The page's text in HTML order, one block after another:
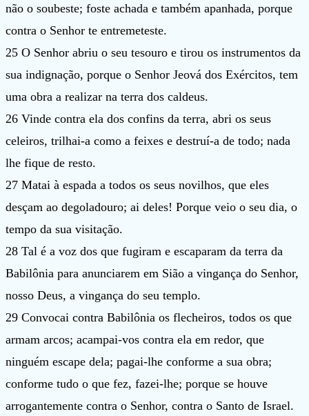
não o soubeste; foste achada e também apanhada, porque
contra o Senhor te entremeteste.
25 O Senhor abriu o seu tesouro e tirou os instrumentos da
sua indignação, porque o Senhor Jeová dos Exércitos, tem
uma obra a realizar na terra dos caldeus.
26 Vinde contra ela dos confins da terra, abri os seus
celeiros, trilhai-a como a feixes e destruí-a de todo; nada
lhe fique de resto.
27 Matai à espada a todos os seus novilhos, que eles
desçam ao degoladouro; ai deles! Porque veio o seu dia, o
tempo da sua visitação.
28 Tal é a voz dos que fugiram e escaparam da terra da
Babilônia para anunciarem em Sião a vingança do Senhor,
nosso Deus, a vingança do seu templo.
29 Convocai contra Babilônia os flecheiros, todos os que
armam arcos; acampai-vos contra ela em redor, que
ninguém escape dela; pagai-lhe conforme a sua obra;
conforme tudo o que fez, fazei-lhe; porque se houve
arrogantemente contra o Senhor, contra o Santo de Israel.